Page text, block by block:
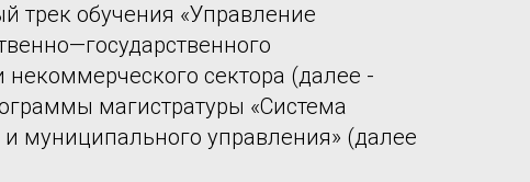
трек обучения «Управление
некоммерческого сектора (далее -
магистратуры «Система
и муниципального управления» (далее